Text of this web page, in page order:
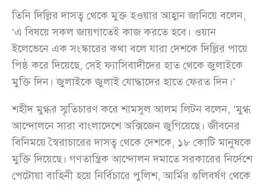
তিনি দিল্লির দাসত্ব থেকে মুক্ত হওয়ার আহ্বান জানিয়ে বলেন,
‘এ বিষয়ে সকল জায়গাতেই কাজ করতে হবে। ওয়ান
ইলেভেনে এক সংস্কারের কথা বলে যারা দেশকে দিল্লির পায়ে
পিষ্ঠ করে দিয়েছে, সেই ফ্যাসিবাদীদের হাত থেকে জুলাইকে
মুক্তি দিন। জুলাইকে জুলাই যোদ্ধাদের হাতে ফেরত দিন।’
শহীদ মুগ্ধর স্মৃতিচারণ করে শামসুল আলম লিটন বলেন, ‘মুগ্ধ
আন্দোলনে সারা বাংলাদেশে অক্সিজেন জুগিয়েছে। জীবনের
বিনিময়ে স্বৈরাচারের দাসত্ব থেকে দেশকে, ১৮ কোটি মানুষকে
মুক্তি দিয়েছে। গণতান্ত্রিক আন্দোলন দমাতে সরকারের নির্দেশে
পেটোয়া বাহিনী হয়ে নির্বিচারে পুলিশ, আর্মির গুলিবর্ষণ থেকে